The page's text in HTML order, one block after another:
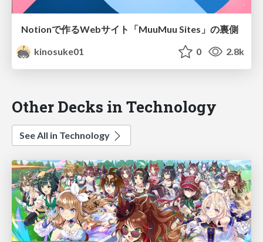
Notionで作るWebサイト「MuuMuu Sites」の裏側
kinosuke01
0 2.8k
Other Decks in Technology
See All in Technology